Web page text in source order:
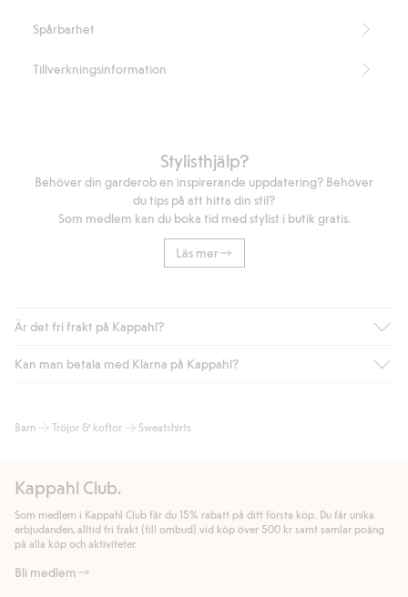
Spårbarhet
Tillverkningsinformation
Stylisthjälp?
Behöver din garderob en inspirerande uppdatering? Behöver
du tips på att hitta din stil?
Som medlem kan du boka tid med stylist i butik gratis.
Läs mer
Är det fri frakt på Kappahl?
Är du medlem i Kappahl Club har du alltid gratis frakt till butik
automatik efter du loggat in och identifierats som medlem.
handlar för.
Läs mer
Kan man betala med Klarna på Kappahl?
bland annat faktura och swish men även andra betalningssätt.
allmänna villkor.
Läs mer
Barn Tröjor & koftor Sweatshirts
Kappahl Club.
Som medlem i Kappahl Club får du 15% rabatt på ditt första köp. Du får unika
erbjudanden, alltid fri frakt (till ombud) vid köp över 500 kr samt samlar poäng
på alla köp och aktiviteter.
Bli medlem